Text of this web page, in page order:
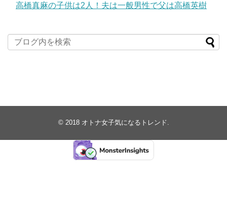
高橋真麻の子供は2人！夫は一般男性で父は高橋英樹
© 2018 オトナ女子気になるトレンド.